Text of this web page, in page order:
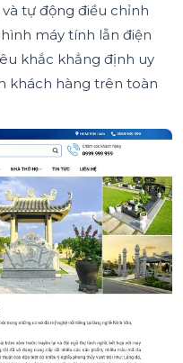
tự động điều chỉnh
máy tính lẫn điện
khắc khẳng định uy
khách hàng trên toàn